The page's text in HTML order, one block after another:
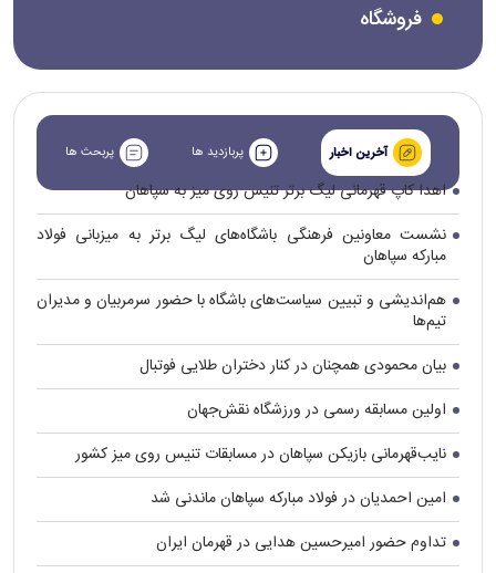
فروشگاه
آخرین اخبار پربازدید ها پربحث ها
اهدا کاپ قهرمانی لیگ برتر تنیس روی میز به سپاهان
نشست معاونین فرهنگی باشگاه‌های لیگ برتر به میزبانی فولاد
مبارکه سپاهان
هم‌اندیشی و تبیین سیاست‌های باشگاه با حضور سرمربیان و مدیران
تیم‌ها
بیان محمودی همچنان در کنار دختران طلایی فوتبال
اولین مسابقه رسمی در ورزشگاه نقش‌جهان
نایب‌قهرمانی بازیکن سپاهان در مسابقات تنیس روی میز کشور
امین احمدیان در فولاد مبارکه سپاهان ماندنی شد
تداوم حضور امیرحسین هدایی در قهرمان ایران